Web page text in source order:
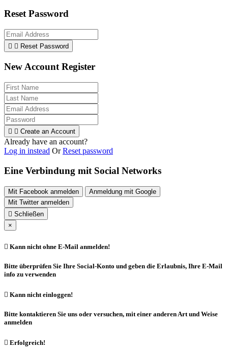
Reset Password
  Reset Password
New Account Register
  Create an Account
Already have an account?
Log in instead OrReset password
Eine Verbindung mit Social Networks
Mit Facebook anmelden
Anmeldung mit Google
Mit Twitter anmelden
 Schließen
×
 Kann nicht ohne E-Mail anmelden!
Bitte überprüfen Sie Ihre Social-Konto und geben die Erlaubnis, Ihre E-Mail
info zu verwenden
 Kann nicht einloggen!
Bitte kontaktieren Sie uns oder versuchen, mit einer anderen Art und Weise
anmelden
 Erfolgreich!